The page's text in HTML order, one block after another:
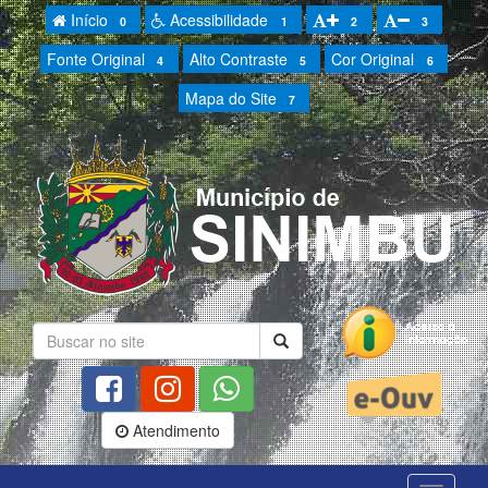
Início 0 Acessibilidade 1 2 3
Fonte Original 4 Alto Contraste 5 Cor Original 6
Mapa do Site 7
Atendimento